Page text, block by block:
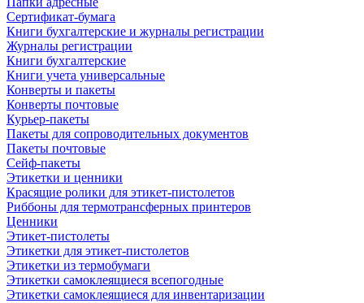
Сертификат-бумага
Книги бухгалтерские и журналы регистрации
Журналы регистрации
Книги бухгалтерские
Книги учета универсальные
Конверты и пакеты
Конверты почтовые
Курьер-пакеты
Пакеты для сопроводительных документов
Пакеты почтовые
Сейф-пакеты
Этикетки и ценники
Красящие ролики для этикет-пистолетов
Риббоны для термотрансферных принтеров
Ценники
Этикет-пистолеты
Этикетки для этикет-пистолетов
Этикетки из термобумаги
Этикетки самоклеящиеся всепогодные
Этикетки самоклеящиеся для инвентаризации